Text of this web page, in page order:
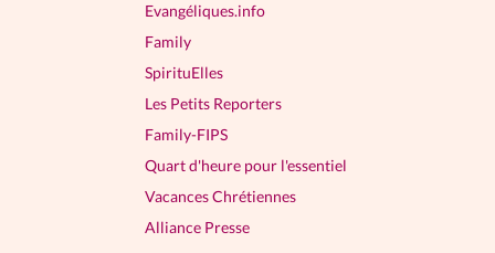
Evangéliques.info
Family
SpirituElles
Les Petits Reporters
Family-FIPS
Quart d'heure pour l'essentiel
Vacances Chrétiennes
Alliance Presse